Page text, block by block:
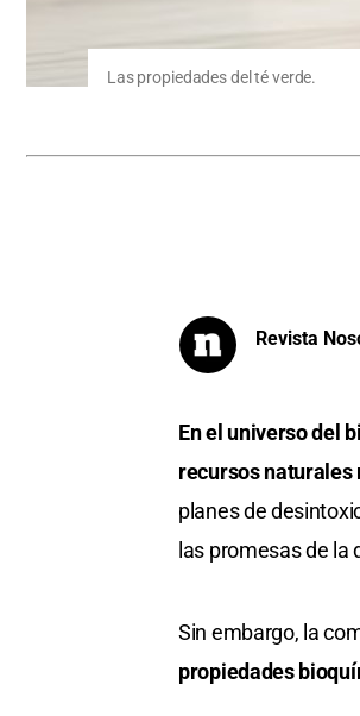
Las propiedades del té verde.
Revista
En el universo del
recursos naturales
planes de
las promesas de la
Sin embargo, la
propiedades